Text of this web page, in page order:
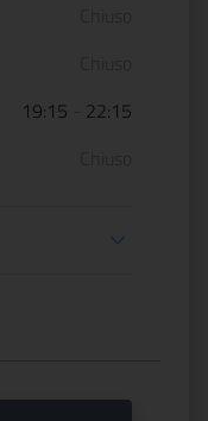
19:15 22:15